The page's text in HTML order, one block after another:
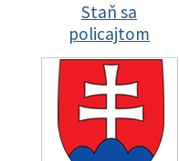
Staň sa
policajtom